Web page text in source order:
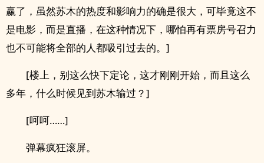
赢了，虽然苏木的热度和影响力的确是很大，可毕竟这不
是电影，而是直播，在这种情况下，哪怕再有票房号召力
也不可能将全部的人都吸引过去的。]
[楼上，别这么快下定论，这才刚刚开始，而且这么
多年，什么时候见到苏木输过？]
[呵呵……]
弹幕疯狂滚屏。